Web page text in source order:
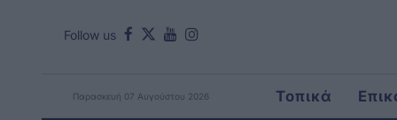
Follow us
Παρασκευή 07 Αυγούστου 2026 Τοπικά